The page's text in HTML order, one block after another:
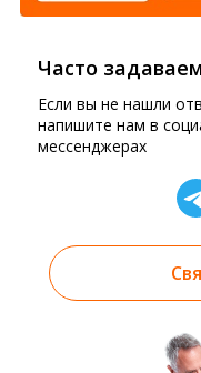
Часто
Если вы не нашли
напишите нам в
мессенджерах